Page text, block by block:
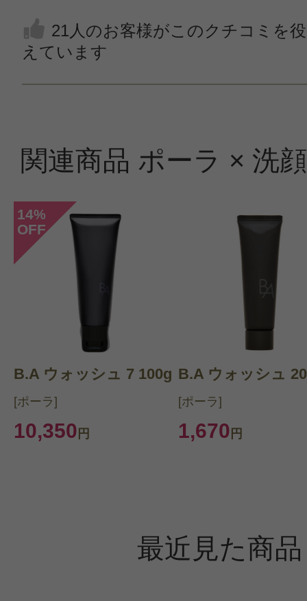
21人のお客様がこのクチコミを
えています
関連商品 ポーラ × 洗
14%
OFF
B.A ウォッシュ 7 100g
[ポーラ]
10,350 円
B.A ウォッシュ
[ポーラ]
1,670 円
最近見た商品